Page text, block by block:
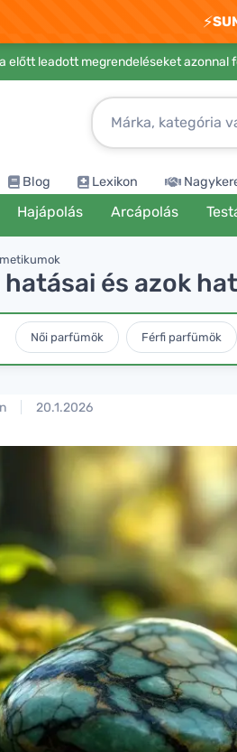
⚡
előtt leadott megrendeléseket azonnal
Blog Lexikon
Hajápolás Arcápolás
és azok
Női parfümök Férfi parfümök
20.1.2026